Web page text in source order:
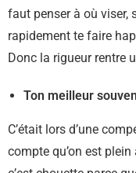
faut penser à où viser,
rapidement te faire
Donc la rigueur rentre
Ton meilleur
C’était lors d’une
compte qu’on est